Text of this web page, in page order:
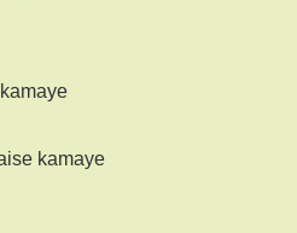
kamaye